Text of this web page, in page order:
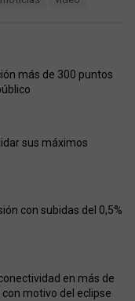
más de 300 puntos
sus máximos
con subidas del 0,5%
en más de
motivo del eclipse